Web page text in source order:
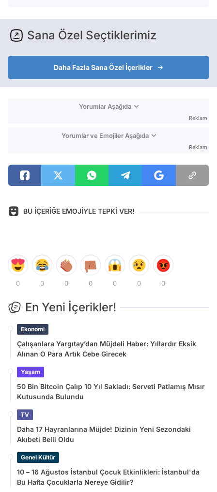
Sana Özel Seçtiklerimiz
Daha Fazla Sana Özel İçerikler
Yorumlar Aşağıda
Reklam
Yorumlar ve Emojiler Aşağıda
Reklam
BU İÇERİĞE EMOJİYLE TEPKİ VER!
0 0 0 0 0 0 0
En Yeni İçerikler!
Ekonomi
Çalışanlara Yargıtay’dan Müjdeli Haber: Yıllardır Eksik
Alınan O Para Artık Cebe Girecek
Yaşam
50 Bin Bitcoin Çalıp 10 Yıl Sakladı: Serveti Patlamış Mısır
Kutusunda Bulundu
TV
Daha 17 Hayranlarına Müjde! Dizinin Yeni Sezondaki
Akıbeti Belli Oldu
Genel Kültür
10 – 16 Ağustos İstanbul Çocuk Etkinlikleri: İstanbul'da
Bu Hafta Çocuklarla Nereye Gidilir?